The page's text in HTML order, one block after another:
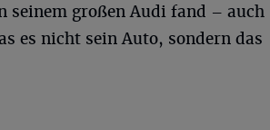
seinem großen Audi fand – auch
es nicht sein Auto, sondern das